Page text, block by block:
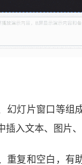
幻灯片窗口等组
插入文本、图片
重复和空白，有